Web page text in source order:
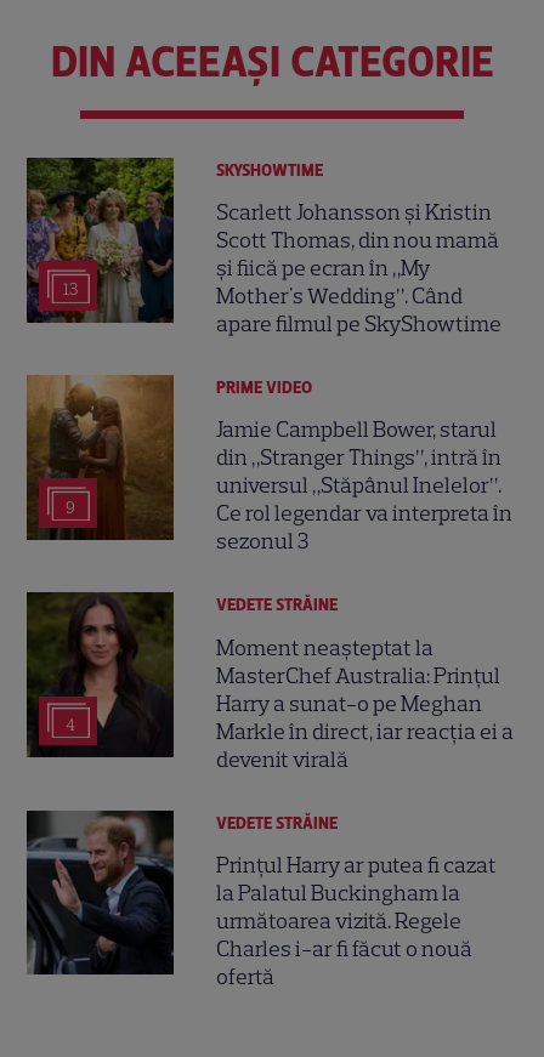
DIN ACEEAȘI CATEGORIE
13
SKYSHOWTIME
Scarlett Johansson și Kristin
Scott Thomas, din nou mamă
și fiică pe ecran în „My
Mother's Wedding”. Când
apare filmul pe SkyShowtime
9
PRIME VIDEO
Jamie Campbell Bower, starul
din „Stranger Things”, intră în
universul „Stăpânul Inelelor”.
Ce rol legendar va interpreta în
sezonul 3
4
VEDETE STRĂINE
Moment neașteptat la
MasterChef Australia: Prințul
Harry a sunat-o pe Meghan
Markle în direct, iar reacția ei a
devenit virală
VEDETE STRĂINE
Prințul Harry ar putea fi cazat
la Palatul Buckingham la
următoarea vizită. Regele
Charles i-ar fi făcut o nouă
ofertă